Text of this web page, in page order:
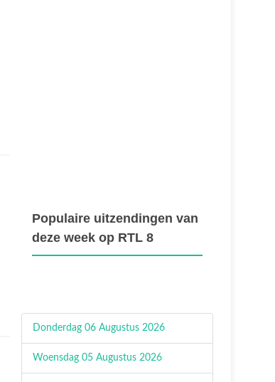
Populaire uitzendingen van
deze week op RTL 8
Donderdag 06 Augustus 2026
Woensdag 05 Augustus 2026